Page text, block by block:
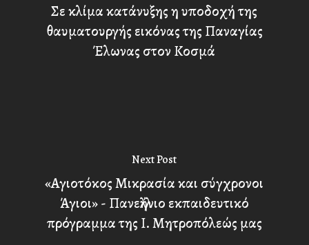
Σε κλίμα κατάνυξης η υποδοχή της
θαυματουργής εικόνας της Παναγίας
Έλωνας στον Κοσμά
Next Post
«Αγιοτόκος Μικρασία και σύγχρονοι
Άγιοι» - Πανελλήνιο εκπαιδευτικό
πρόγραμμα της Ι. Μητροπόλεώς μας